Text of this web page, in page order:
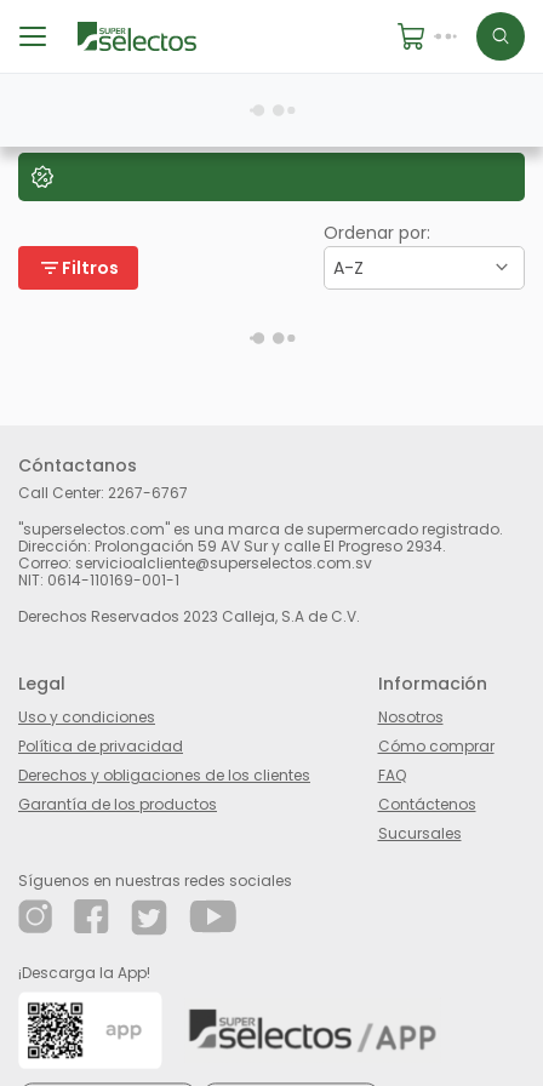
filter_list Filtros
Ordenar por:
A-Z
Cóntactanos
Call Center: 2267-6767
"superselectos.com" es una marca de supermercado registrado.
Dirección: Prolongación 59 AV Sur y calle El Progreso 2934.
Correo: servicioalcliente@superselectos.com.sv
NIT: 0614-110169-001-1
Derechos Reservados 2023 Calleja, S.A de C.V.
Legal
Uso y condiciones
Política de privacidad
Derechos y obligaciones de los clientes
Garantía de los productos
Información
Nosotros
Cómo comprar
FAQ
Contáctenos
Sucursales
Síguenos en nuestras redes sociales
¡Descarga la App!